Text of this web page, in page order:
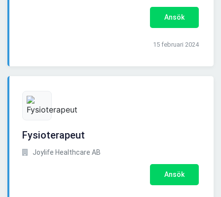
Ansök
15 februari 2024
Fysioterapeut
Joylife Healthcare AB
Ansök